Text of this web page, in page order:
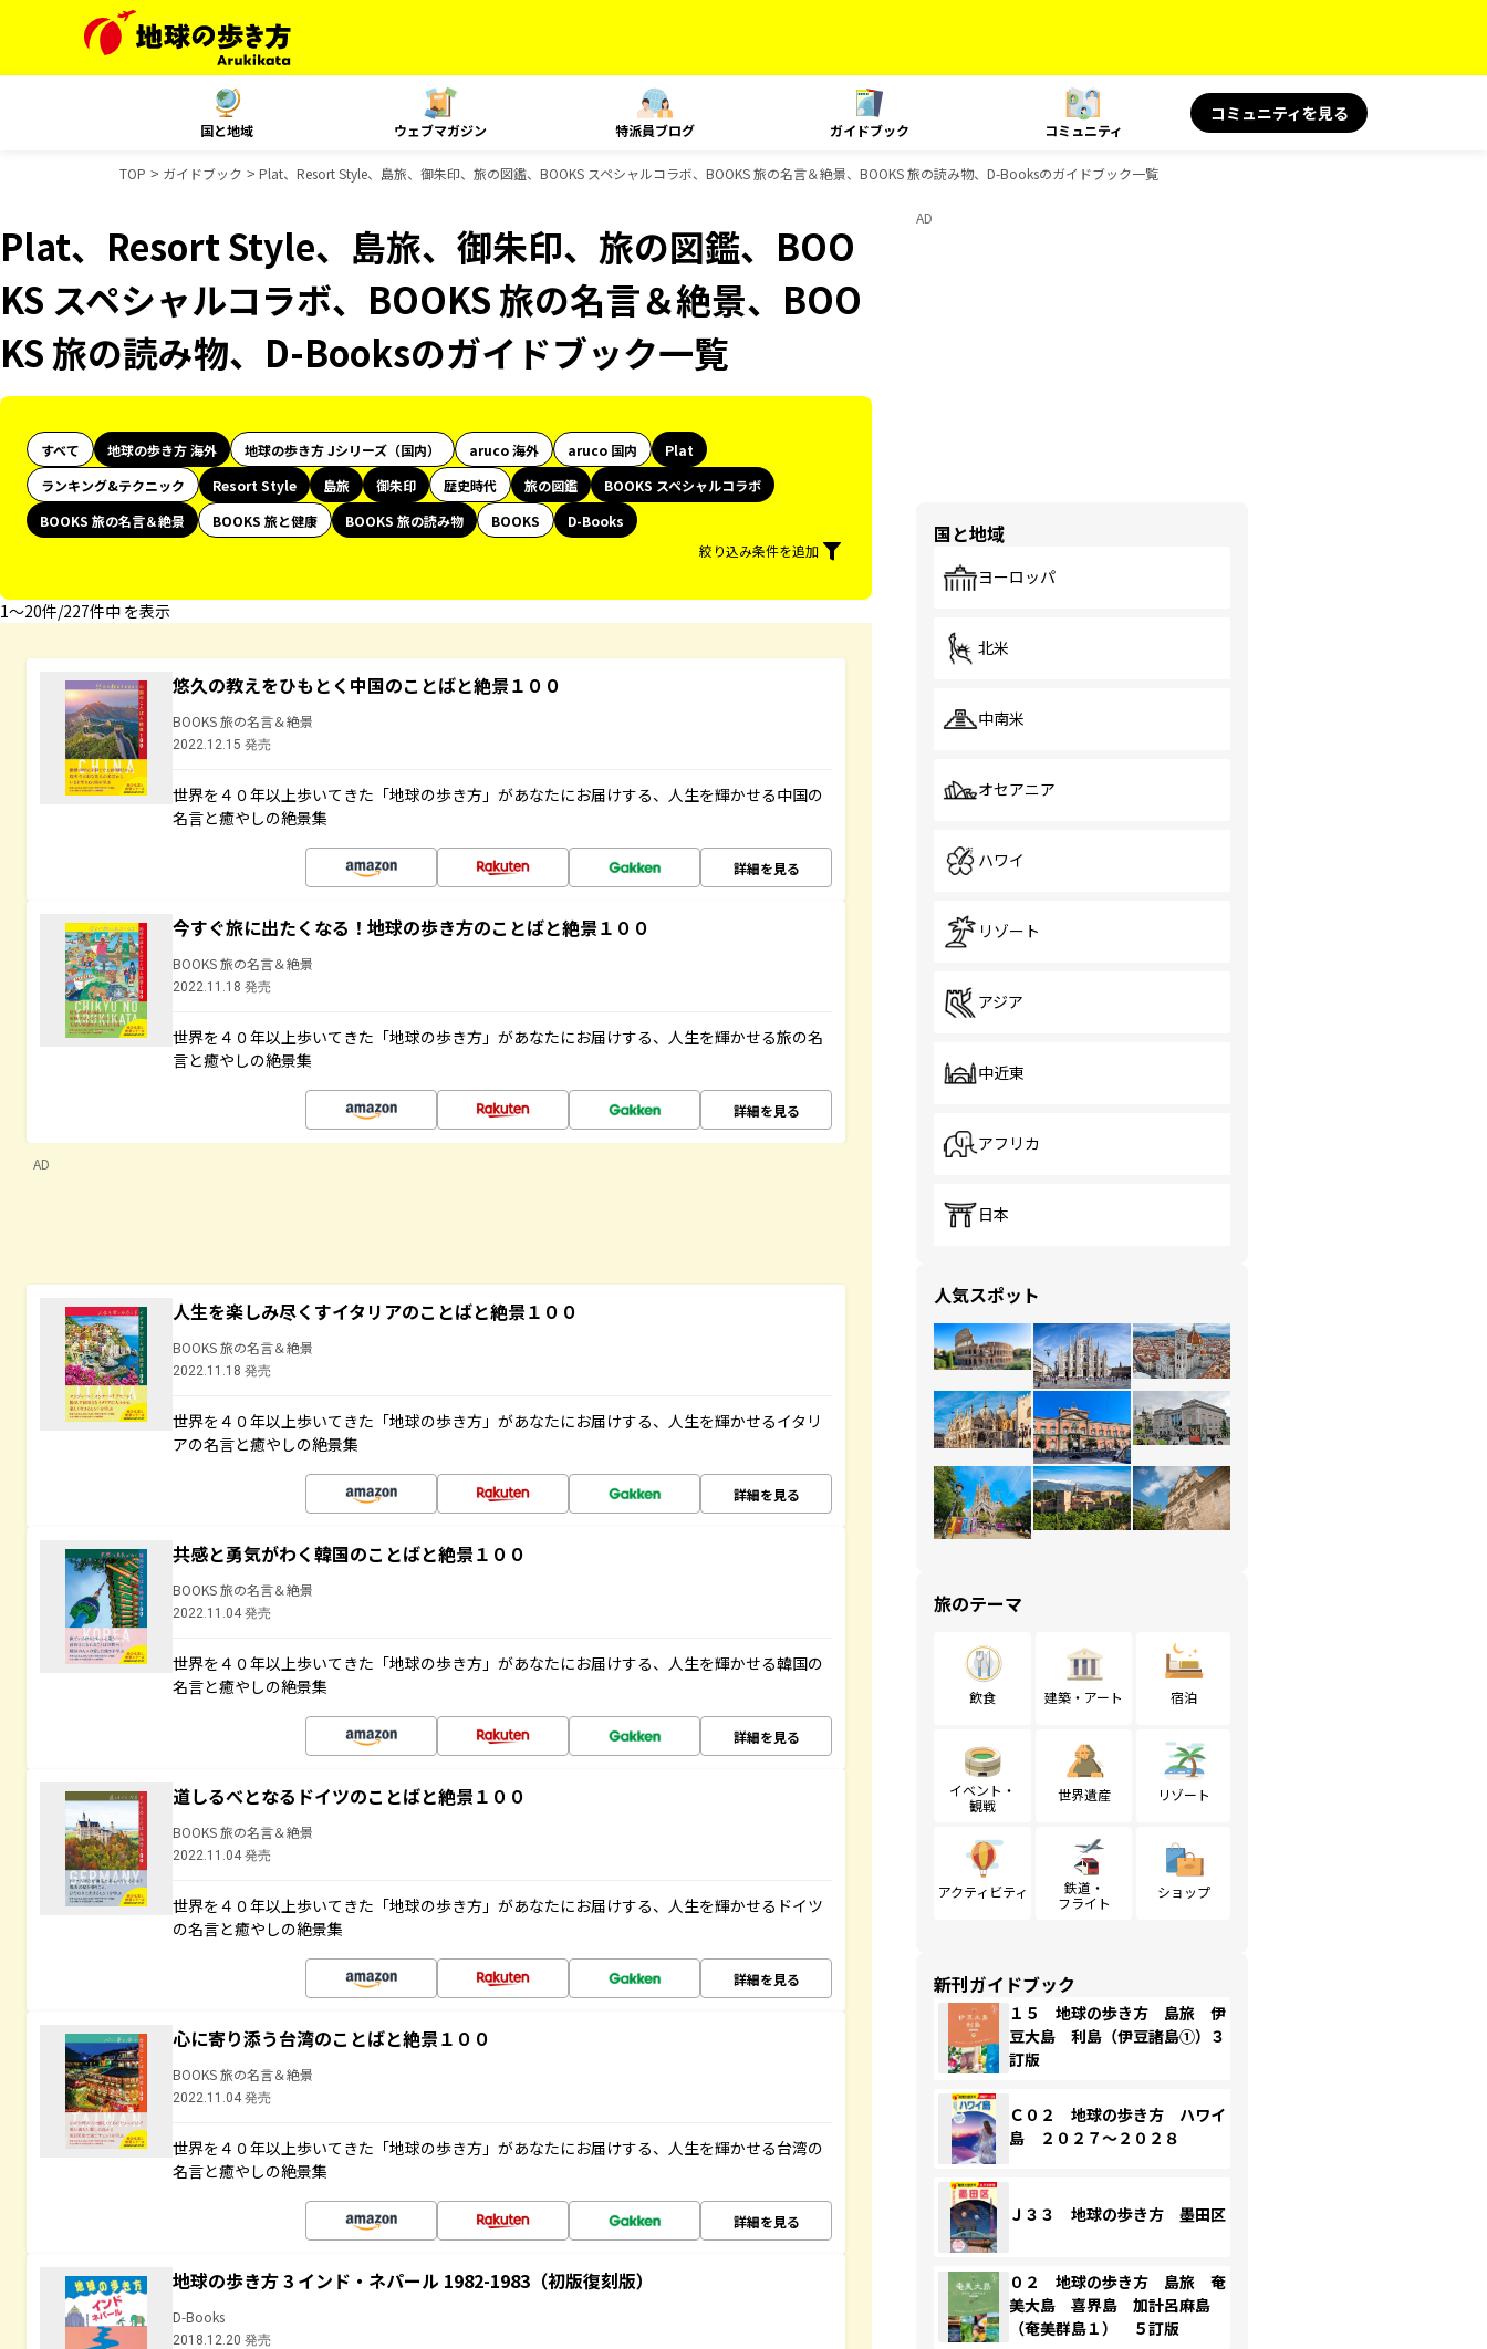
国と地域 ウェブマガジン 特派員ブログ ガイドブック コミュニティ
コミュニティを見る
TOP ガイドブック Plat、Resort Style、島旅、御朱印、旅の図鑑、BOOKS スペシャルコラボ、BOOKS 旅の名言＆絶景、BOOKS 旅の読み物、D-Booksのガイドブック一覧
Plat、Resort Style、島旅、御朱印、旅の図鑑、BOO
KS スペシャルコラボ、BOOKS 旅の名言＆絶景、BOO
KS 旅の読み物、D-Booksのガイドブック一覧
すべて 地球の歩き方 海外 地球の歩き方 Jシリーズ（国内） aruco 海外 aruco 国内
Plat
ランキング&テクニック
Resort Style 島旅 御朱印 歴史時代 旅の図鑑
BOOKS スペシャルコラボ
BOOKS 旅の名言＆絶景
BOOKS 旅と健康 BOOKS 旅の読み物 BOOKS
D-Books
絞り込み条件を追加
1〜20件/227件中 を表示
悠久の教えをひもとく中国のことばと絶景１００
BOOKS 旅の名言＆絶景
2022.12.15 発売
世界を４０年以上歩いてきた「地球の歩き方」があなたにお届けする、人生を輝かせる中国の
名言と癒やしの絶景集
詳細を見る
今すぐ旅に出たくなる！地球の歩き方のことばと絶景１００
BOOKS 旅の名言＆絶景
2022.11.18 発売
世界を４０年以上歩いてきた「地球の歩き方」があなたにお届けする、人生を輝かせる旅の名
言と癒やしの絶景集
詳細を見る
AD
人生を楽しみ尽くすイタリアのことばと絶景１００
BOOKS 旅の名言＆絶景
2022.11.18 発売
世界を４０年以上歩いてきた「地球の歩き方」があなたにお届けする、人生を輝かせるイタリ
アの名言と癒やしの絶景集
詳細を見る
共感と勇気がわく韓国のことばと絶景１００
BOOKS 旅の名言＆絶景
2022.11.04 発売
世界を４０年以上歩いてきた「地球の歩き方」があなたにお届けする、人生を輝かせる韓国の
名言と癒やしの絶景集
詳細を見る
道しるべとなるドイツのことばと絶景１００
BOOKS 旅の名言＆絶景
2022.11.04 発売
世界を４０年以上歩いてきた「地球の歩き方」があなたにお届けする、人生を輝かせるドイツ
の名言と癒やしの絶景集
詳細を見る
心に寄り添う台湾のことばと絶景１００
BOOKS 旅の名言＆絶景
2022.11.04 発売
世界を４０年以上歩いてきた「地球の歩き方」があなたにお届けする、人生を輝かせる台湾の
名言と癒やしの絶景集
詳細を見る
地球の歩き方 3 インド・ネパール 1982-1983（初版復刻版）
D-Books
2018.12.20 発売
AD
国と地域
ヨーロッパ
北米
中南米
オセアニア
ハワイ
リゾート
アジア
中近東
アフリカ
日本
人気スポット
旅のテーマ
飲食 建築・アート 宿泊
イベント・
観戦
世界遺産 リゾート
アクティビティ
鉄道・
フライト
ショップ
新刊ガイドブック
１５ 地球の歩き方 島旅 伊
豆大島 利島（伊豆諸島①）３
訂版
Ｃ０２ 地球の歩き方 ハワイ
島 ２０２７～２０２８
Ｊ３３ 地球の歩き方 墨田区
０２ 地球の歩き方 島旅 奄
美大島 喜界島 加計呂麻島
（奄美群島１） ５訂版